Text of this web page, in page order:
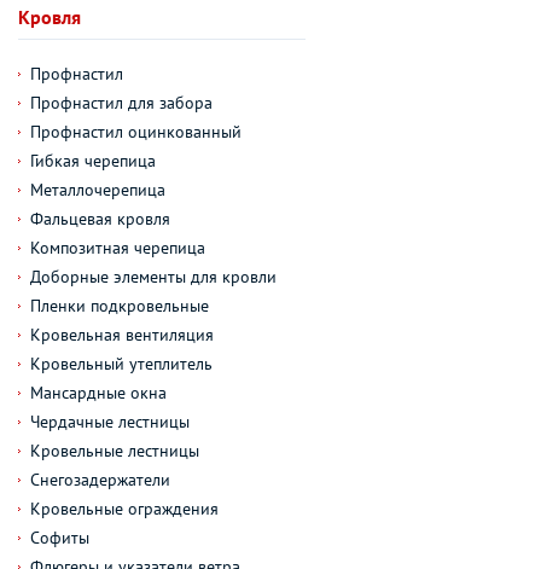
Кровля
Профнастил
Профнастил для забора
Профнастил оцинкованный
Гибкая черепица
Металлочерепица
Фальцевая кровля
Композитная черепица
Доборные элементы для кровли
Пленки подкровельные
Кровельная вентиляция
Кровельный утеплитель
Мансардные окна
Чердачные лестницы
Кровельные лестницы
Снегозадержатели
Кровельные ограждения
Софиты